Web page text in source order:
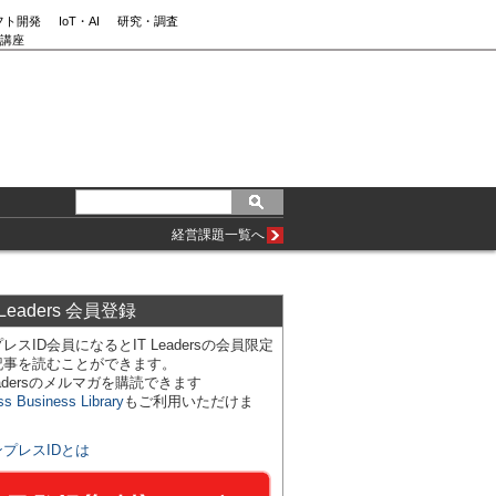
ト開発 IoT・AI
研究・調査
座
経営課題一覧へ
会員登録
スID会員になるとIT Leadersの会員限定
を読むことができます。
のメルマガを購読できます
Business Libraryもご利用いただけま
プレスIDとは